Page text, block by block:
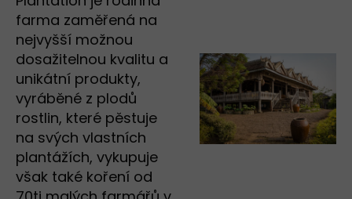
farma zaměřená na
nejvyšší možnou
dosažitelnou kvalitu a
unikátní produkty,
vyráběné z plodů
rostlin, které pěstuje
na svých vlastních
plantážích, vykupuje
však také koření od